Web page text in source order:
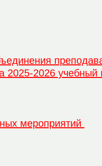
2025-2026 учебный
мероприятий